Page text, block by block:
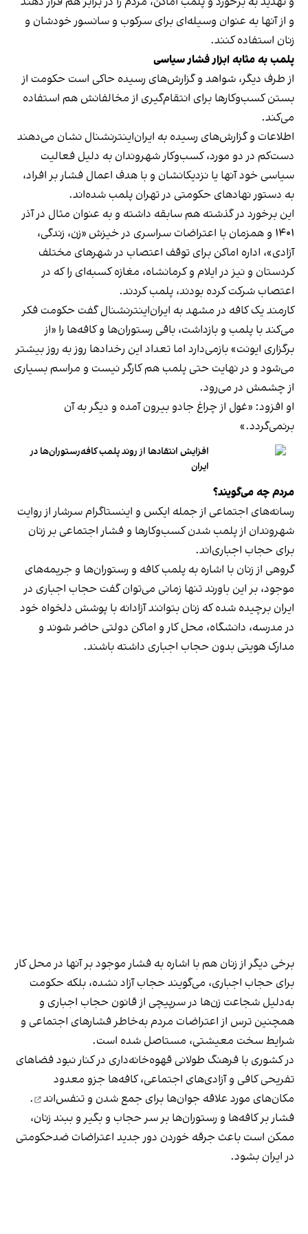
و از آنها به عنوان وسیله‌ای برای سرکوب و سانسور خودشان و
زنان استفاده کنند.
پلمب به مثابه ابزار فشار سیاسی
از طرف دیگر، شواهد و گزارش‌های رسیده حاکی است حکومت از
بستن کسب‌وکارها برای انتقام‌گیری از مخالفانش هم استفاده
می‌کند.
اطلاعات و گزارش‌های رسیده به ایران‌اینترنشنال نشان می‌دهند
دست‌کم در دو مورد، کسب‌وکار شهروندان به دلیل فعالیت
سیاسی خود آنها یا نزدیکانشان و با هدف اعمال فشار بر افراد،
به دستور نهادهای حکومتی در تهران پلمب شده‌اند.
این برخورد در گذشته هم سابقه داشته و به عنوان مثال در آذر
۱۴۰۱ و همزمان با اعتراضات سراسری در خیزش «زن، زندگی،
آزادی»، اداره اماکن برای توقف اعتصاب در شهرهای مختلف
کردستان و نیز در ایلام و کرمانشاه، مغازه کسبه‌ای را که در
اعتصاب شرکت کرده بودند، پلمب کردند.
کارمند یک کافه در مشهد به ایران‌اینترنشنال گفت حکومت فکر
می‌کند با پلمب و بازداشت، باقی رستوران‌ها و کافه‌ها را «از
برگزاری ایونت» بازمی‌دارد اما تعداد این رخدادها روز به روز بیشتر
می‌شود و در نهایت حتی پلمب هم کارگر نیست و مراسم بسیاری
از چشمش در می‌رود.
او افزود: «غول از چراغ جادو بیرون آمده و دیگر به آن
برنمی‎‌گردد.»
افزایش انتقادها از روند پلمب کافه‌رستوران‌ها در
ایران
مردم چه می‌گویند؟
رسانه‎‌های اجتماعی از جمله ایکس و اینستاگرام سرشار از روایت
شهروندان از پلمب شدن کسب‌وکارها و فشار اجتماعی بر زنان
برای حجاب اجباری‌اند.
گروهی از زنان با اشاره به پلمب کافه و رستوران‌ها و جریمه‌های
موجود، بر این باورند تنها زمانی می‌توان گفت حجاب اجباری در
ایران برچیده شده که زنان بتوانند آزادانه با پوشش دلخواه خود
در مدرسه، دانشگاه، محل کار و اماکن دولتی حاضر شوند و
مدارک هویتی بدون حجاب اجباری داشته باشند.
برخی دیگر از زنان هم با اشاره به فشار موجود بر آنها در محل کار
برای حجاب اجباری، می‌گویند حجاب آزاد نشده، بلکه حکومت
به‌دلیل شجاعت زن‌ها در سرپیچی از قانون حجاب اجباری و
همچنین ترس از اعتراضات مردم به‌خاطر فشارهای اجتماعی و
شرایط سخت معیشتی، مستاصل شده است.
در کشوری با فرهنگ طولانی قهوه‌‌خانه‌داری در کنار نبود فضاهای
تفریحی کافی و آزادی‌های اجتماعی، کافه‌ها جزو معدود
مکان‌های مورد علاقه جوان‌ها برای جمع شدن و تنفس‌اند
.
فشار بر کافه‌ها و رستوران‌ها بر سر حجاب و بگیر و ببند زنان،
ممکن است باعث جرقه خوردن دور جدید اعتراضات ضدحکومتی
در ایران بشود.